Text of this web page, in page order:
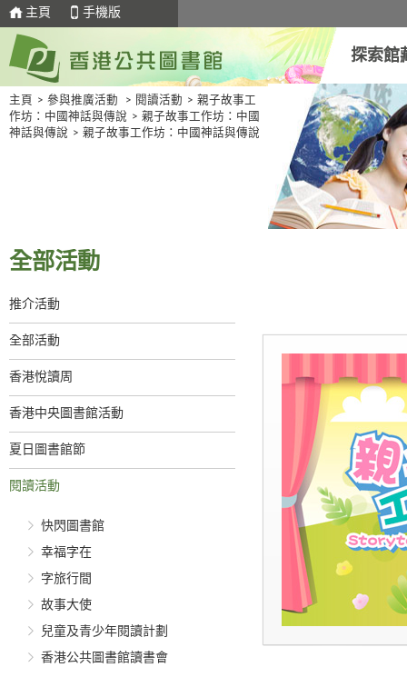
主頁 手機版
探索館
主頁 > 參與推廣活動 > 閱讀活動 > 親子故事工
作坊：中國神話與傳說 > 親子故事工作坊：中國
神話與傳說 > 親子故事工作坊：中國神話與傳說
全部活動
推介活動
全部活動
香港悅讀周
香港中央圖書館活動
夏日圖書館節
閱讀活動
快閃圖書館
幸福字在
字旅行間
故事大使
兒童及青少年閱讀計劃
香港公共圖書館讀書會